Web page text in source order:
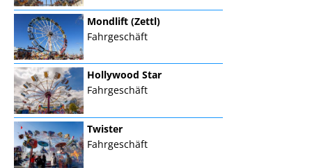
Mondlift (Zettl)
Fahrgeschäft
Hollywood Star
Fahrgeschäft
Twister
Fahrgeschäft